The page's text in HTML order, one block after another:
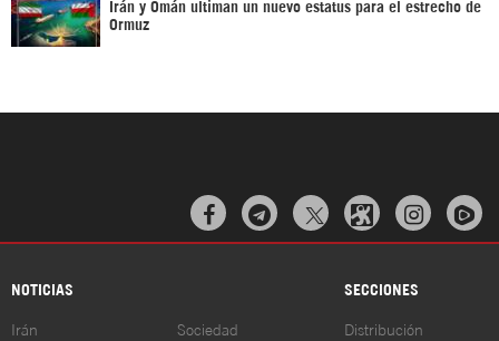
Irán y Omán ultiman un nuevo estatus para el estrecho de
Ormuz
  
NOTICIAS SECCIONES
Irán Sociedad Distribución